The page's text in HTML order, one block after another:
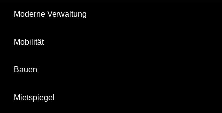
Moderne Verwaltung
Mobilität
Bauen
Mietspiegel